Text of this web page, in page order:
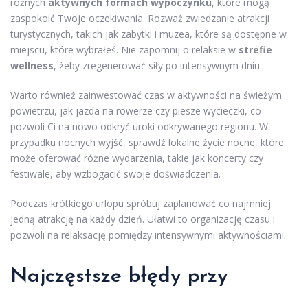
zaspokoić Twoje oczekiwania. Rozważ zwiedzanie atrakcji
turystycznych, takich jak zabytki i muzea, które są dostępne w
miejscu, które wybrałeś. Nie zapomnij o relaksie w strefie
wellness, żeby zregenerować siły po intensywnym dniu.
Warto również zainwestować czas w aktywności na świeżym
powietrzu, jak jazda na rowerze czy piesze wycieczki, co
pozwoli Ci na nowo odkryć uroki odkrywanego regionu. W
przypadku nocnych wyjść, sprawdź lokalne życie nocne, które
może oferować różne wydarzenia, takie jak koncerty czy
festiwale, aby wzbogacić swoje doświadczenia.
Podczas krótkiego urlopu spróbuj zaplanować co najmniej
jedną atrakcję na każdy dzień. Ułatwi to organizację czasu i
pozwoli na relaksację pomiędzy intensywnymi aktywnościami.
Najczęstsze błędy przy